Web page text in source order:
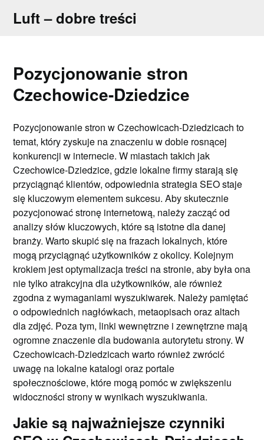
Luft – dobre treści
Pozycjonowanie stron
Czechowice-Dziedzice
Pozycjonowanie stron w Czechowicach-Dziedzicach to
temat, który zyskuje na znaczeniu w dobie rosnącej
konkurencji w internecie. W miastach takich jak
Czechowice-Dziedzice, gdzie lokalne firmy starają się
przyciągnąć klientów, odpowiednia strategia SEO staje
się kluczowym elementem sukcesu. Aby skutecznie
pozycjonować stronę internetową, należy zacząć od
analizy słów kluczowych, które są istotne dla danej
branży. Warto skupić się na frazach lokalnych, które
mogą przyciągnąć użytkowników z okolicy. Kolejnym
krokiem jest optymalizacja treści na stronie, aby była ona
nie tylko atrakcyjna dla użytkowników, ale również
zgodna z wymaganiami wyszukiwarek. Należy pamiętać
o odpowiednich nagłówkach, metaopisach oraz altach
dla zdjęć. Poza tym, linki wewnętrzne i zewnętrzne mają
ogromne znaczenie dla budowania autorytetu strony. W
Czechowicach-Dziedzicach warto również zwrócić
uwagę na lokalne katalogi oraz portale
społecznościowe, które mogą pomóc w zwiększeniu
widoczności strony w wynikach wyszukiwania.
Jakie są najważniejsze czynniki